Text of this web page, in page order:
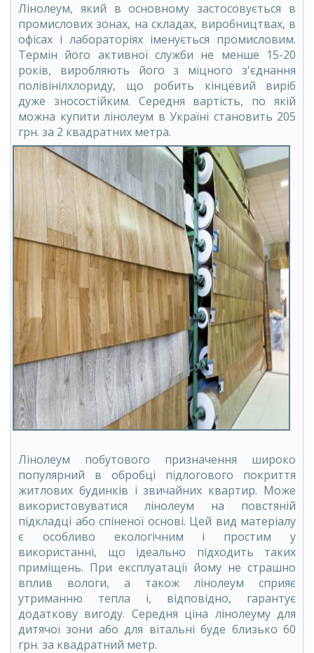
Лінолеум, який в основному застосовується в
промислових зонах, на складах, виробництвах, в
офісах і лабораторіях іменується промисловим.
Термін його активної служби не менше 15-20
років, виробляють його з міцного з'єднання
полівінілхлориду, що робить кінцевий виріб
дуже зносостійким. Середня вартість, по якій
можна купити лінолеум в Україні становить 205
грн. за 2 квадратних метра.
Лінолеум побутового призначення широко
популярний в обробці підлогового покриття
житлових будинків і звичайних квартир. Може
використовуватися лінолеум на повстяній
підкладці або спіненої основі. Цей вид матеріалу
є особливо екологічним і простим у
використанні, що ідеально підходить таких
приміщень. При експлуатації йому не страшно
вплив вологи, а також лінолеум сприяє
утриманню тепла і, відповідно, гарантує
додаткову вигоду. Середня ціна лінолеуму для
дитячої зони або для вітальні буде близько 60
грн. за квадратний метр.